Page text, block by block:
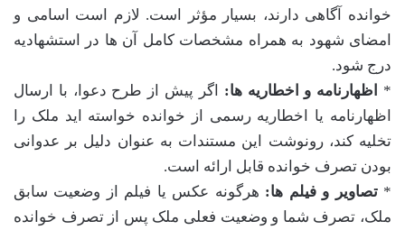
خوانده آگاهی دارند، بسیار مؤثر است. لازم است اسامی و
امضای شهود به همراه مشخصات کامل آن ها در استشهادیه
درج شود.
*
اظهارنامه و اخطاریه ها: اگر پیش از طرح دعوا، با ارسال
اظهارنامه یا اخطاریه رسمی از خوانده خواسته اید ملک را
تخلیه کند، رونوشت این مستندات به عنوان دلیل بر عدوانی
بودن تصرف خوانده قابل ارائه است.
*تصاویر و فیلم ها: هرگونه عکس یا فیلم از وضعیت سابق
ملک، تصرف شما و وضعیت فعلی ملک پس از تصرف خوانده